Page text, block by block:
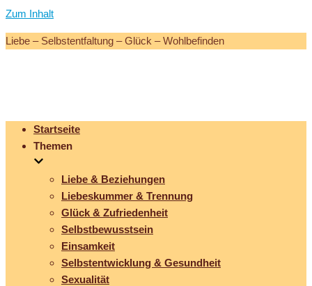
Zum Inhalt
Liebe – Selbstentfaltung – Glück – Wohlbefinden
Startseite
Themen
Liebe & Beziehungen
Liebeskummer & Trennung
Glück & Zufriedenheit
Selbstbewusstsein
Einsamkeit
Selbstentwicklung & Gesundheit
Sexualität